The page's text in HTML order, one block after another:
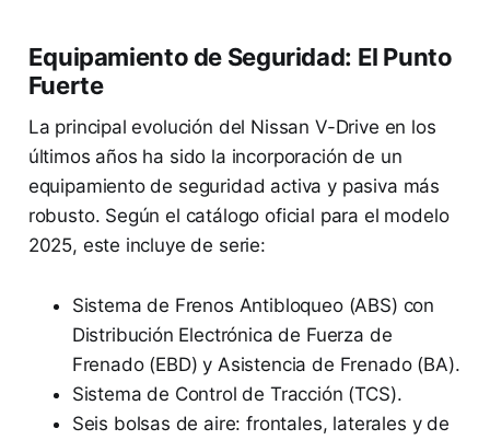
Equipamiento de Seguridad: El Punto
Fuerte
La principal evolución del Nissan V-Drive en los
últimos años ha sido la incorporación de un
equipamiento de seguridad activa y pasiva más
robusto. Según el catálogo oficial para el modelo
2025, este incluye de serie:
Sistema de Frenos Antibloqueo (ABS) con
Distribución Electrónica de Fuerza de
Frenado (EBD) y Asistencia de Frenado (BA).
Sistema de Control de Tracción (TCS).
Seis bolsas de aire: frontales, laterales y de